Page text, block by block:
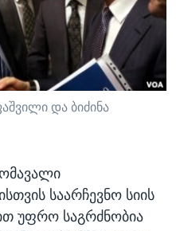
და ბიძინა
საარჩევნო სიის
უფრო საგრძნობია